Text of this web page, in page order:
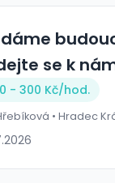
se k
- 300 Kč/hod.
• Hradec